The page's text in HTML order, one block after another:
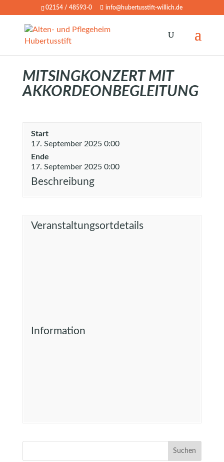
02154 / 48593-0 info@hubertusstift-willich.de
MITSINGKONZERT MIT
AKKORDEONBEGLEITUNG
Start
17. September 2025 0:00
Ende
17. September 2025 0:00
Beschreibung
Veranstaltungsortdetails
Information